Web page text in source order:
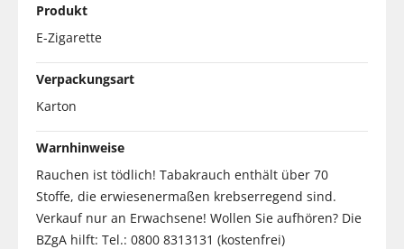
Produkt
E-Zigarette
Verpackungsart
Karton
Warnhinweise
Rauchen ist tödlich! Tabakrauch enthält über 70
Stoffe, die erwiesenermaßen krebserregend sind.
Verkauf nur an Erwachsene! Wollen Sie aufhören? Die
BZgA hilft: Tel.: 0800 8313131 (kostenfrei)